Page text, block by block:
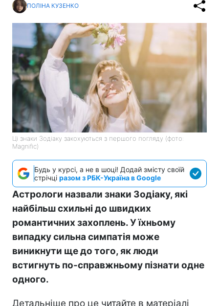
ПОЛІНА КУЗЕНКО
Ці знаки Зодіаку закохуються з першого погляду (фото:
Magnific)
Будь у курсі, а не в шоці! Додай змісту своїй
стрічці разом з РБК-Україна в Google
Астрологи назвали знаки Зодіаку, які
найбільш схильні до швидких
романтичних захоплень. У їхньому
випадку сильна симпатія може
виникнути ще до того, як люди
встигнуть по-справжньому пізнати одне
одного.
Детальніше про це читайте в матеріалі